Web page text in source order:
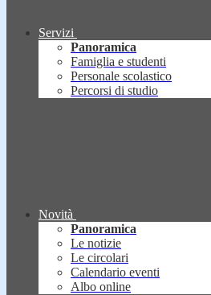
Servizi
Panoramica
Famiglia e studenti
Personale scolastico
Percorsi di studio
Novità
Panoramica
Le notizie
Le circolari
Calendario eventi
Albo online